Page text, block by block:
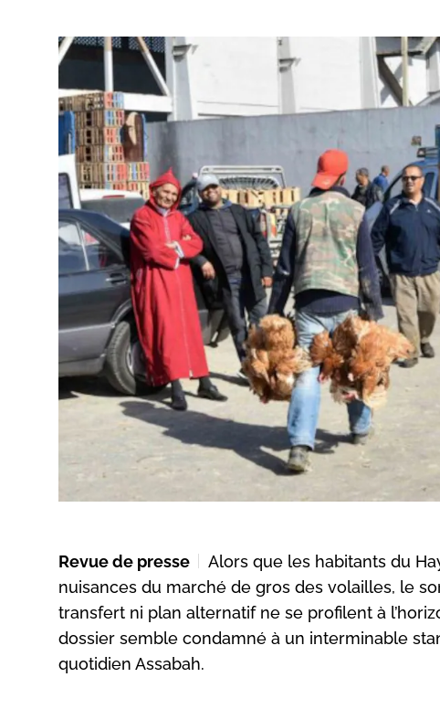
Revue de presse
Alors que les habitants du
nuisances du marché de gros des volailles, le
transfert ni plan alternatif ne se profilent à
dossier semble condamné à un interminable
quotidien Assabah.